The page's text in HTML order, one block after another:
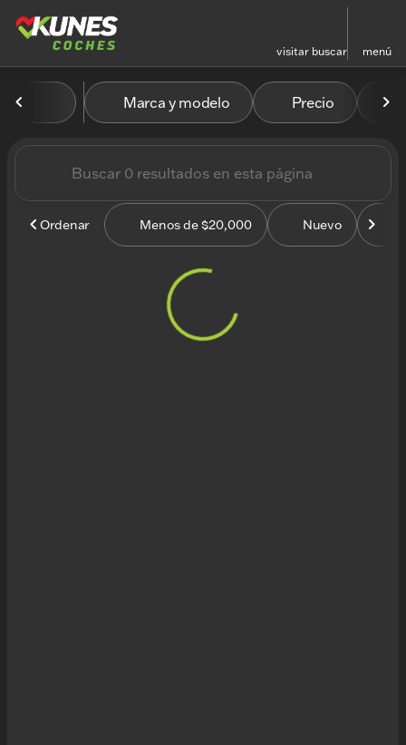
visitar buscar menú
filtrar buscar volver arriba
Vehículos en venta en
Marca y modelo Precio
Ordenar Menos de $20,000 Nuevo